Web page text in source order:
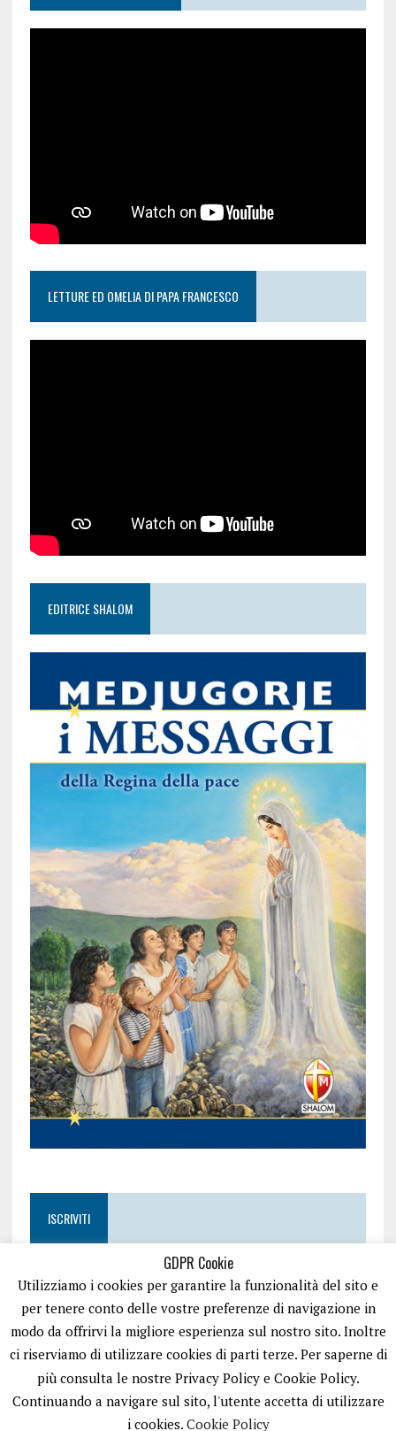
LETTURE ED OMELIA DI PAPA FRANCESCO
EDITRICE SHALOM
ISCRIVITI
GDPR Cookie
Utilizziamo i cookies per garantire la funzionalità del sito e
per tenere conto delle vostre preferenze di navigazione in
modo da offrirvi la migliore esperienza sul nostro sito. Inoltre
ci riserviamo di utilizzare cookies di parti terze. Per saperne di
più consulta le nostre Privacy Policy e Cookie Policy.
Continuando a navigare sul sito, l'utente accetta di utilizzare
i cookies. Cookie Policy